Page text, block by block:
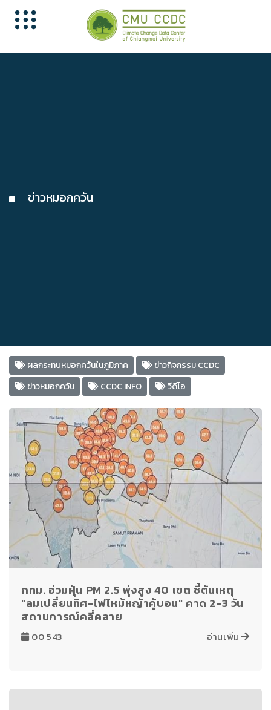
ข่าวหมอกควัน
ผลกระทบหมอกควันในภูมิภาค
ข่าวกิจกรรม CCDC
ข่าวหมอกควัน
CCDC INFO วีดีโอ
กทม. อ่วมฝุ่น PM 2.5 พุ่งสูง 40 เขต ชี้ต้นเหตุ
"ลมเปลี่ยนทิศ-ไฟไหม้หญ้าคู้บอน" คาด 2-3 วัน
สถานการณ์คลี่คลาย
00 543 อ่านเพิ่ม